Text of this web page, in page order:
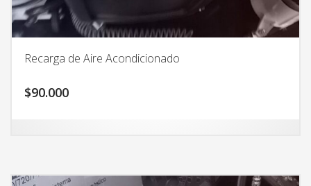
Recarga de Aire Acondicionado
$90.000